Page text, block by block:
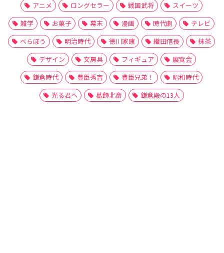
アニメ
ロングセラー 戦国武将
スイーツ
雑学
お菓子 幕末 漫画 時代劇
テレビ
べらぼう
明治時代 徳川家康 織田信長
抹茶
デザイン
文房具 フィギュア
展覧会
鎌倉時代
豊臣秀吉 豊臣兄弟！
昭和時代
光る君へ
葛飾北斎 鎌倉殿の13人